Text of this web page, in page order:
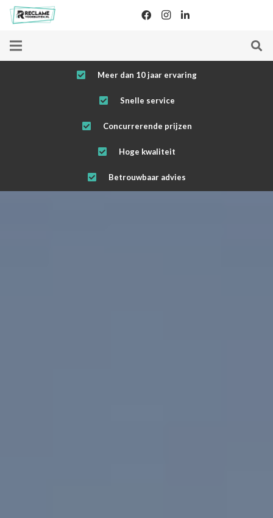
Meer dan 10 jaar ervaring
Snelle service
Concurrerende prijzen
Hoge kwaliteit
Betrouwbaar advies